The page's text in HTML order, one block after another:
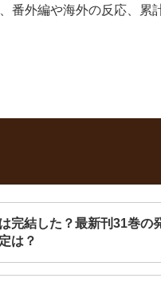
番外編や海外の反応、累
完結した？最新刊31巻の
は？